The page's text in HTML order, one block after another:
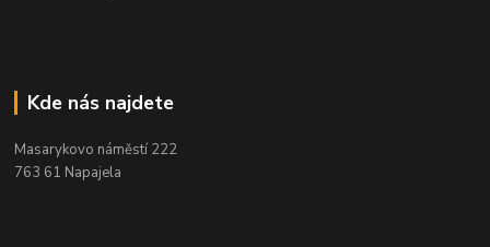
Kde nás najdete
Masarykovo náměstí 222
763 61 Napajela